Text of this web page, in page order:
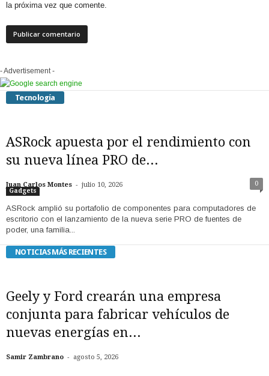
la próxima vez que comente.
- Advertisement -
Tecnología
ASRock apuesta por el rendimiento con
su nueva línea PRO de...
Juan Carlos Montes - julio 10, 2026 0
Gadgets
ASRock amplió su portafolio de componentes para computadores de
escritorio con el lanzamiento de la nueva serie PRO de fuentes de
poder, una familia...
NOTICIAS MÁS RECIENTES
Geely y Ford crearán una empresa
conjunta para fabricar vehículos de
nuevas energías en...
Samir Zambrano - agosto 5, 2026